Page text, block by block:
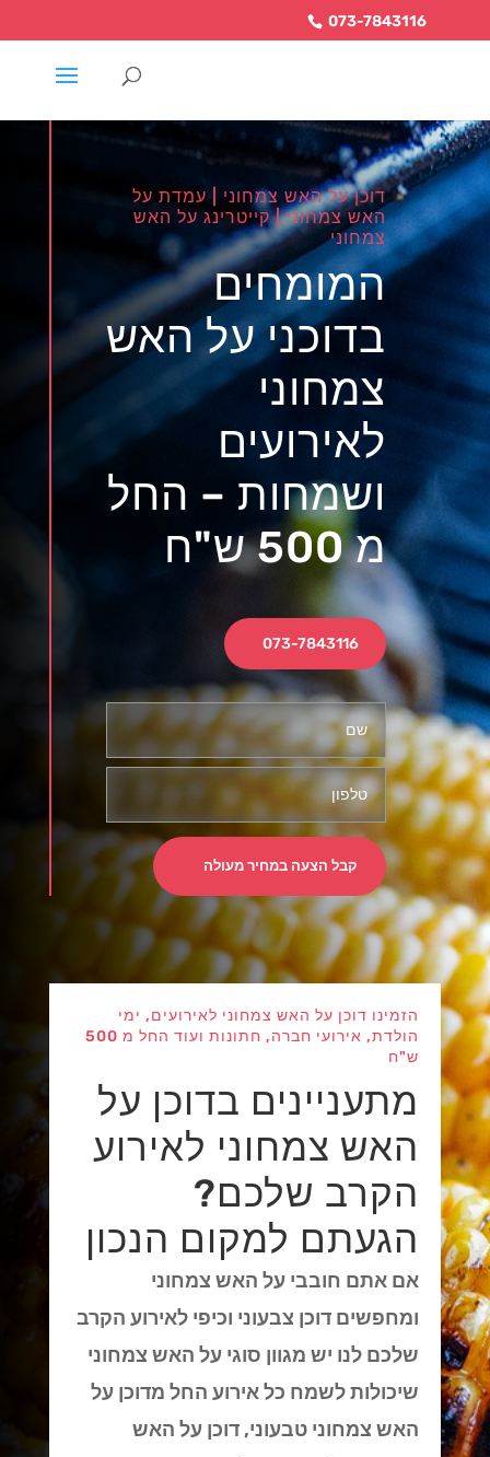
073-7843116
דוכן על האש צמחוני | עמדת על
האש צמחוני | קייטרינג על האש
צמחוני
המומחים
בדוכני על האש
צמחוני
לאירועים
ושמחות – החל
מ 500 ש"ח
073-7843116
קבל הצעה במחיר מעולה
הזמינו דוכן על האש צמחוני לאירועים, ימי
הולדת, אירועי חברה, חתונות ועוד החל מ 500
ש"ח
מתעניינים בדוכן על
האש צמחוני לאירוע
הקרב שלכם?
הגעתם למקום הנכון
אם אתם חובבי על האש צמחוני
ומחפשים דוכן צבעוני וכיפי לאירוע הקרב
שלכם לנו יש מגוון סוגי על האש צמחוני
שיכולות לשמח כל אירוע החל מדוכן על
האש צמחוני טבעוני, דוכן על האש